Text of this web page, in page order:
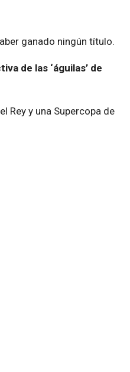
ganado ningún título.
de las ‘águilas’ de
Rey y una Supercopa de